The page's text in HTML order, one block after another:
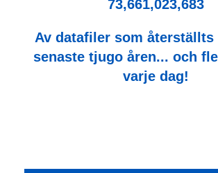
73,661,023,683
Av datafiler som återställts
senaste tjugo åren... och
varje dag!